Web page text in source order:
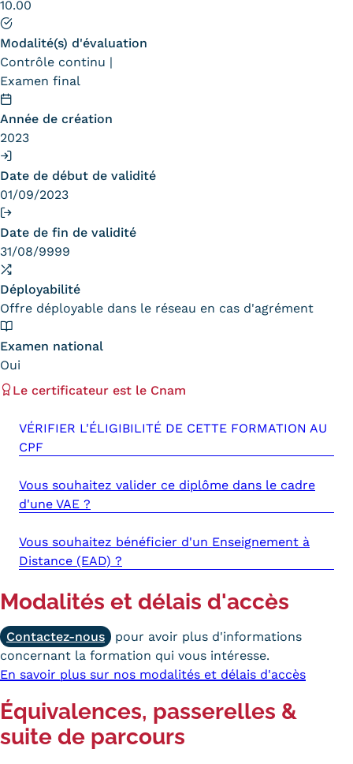
FAQ
Lexique
Téléchargements
Règlement intérieur
Infos élèves
Modalités d'inscription
Tarifs
Modalités de financement
Former ses salariés
Accueillir un alternant ?
Taxe d'apprentissage
Être enseignant au Cnam
Infos partenaires
Liste des partenaires
Communication
Kits communications Cnam
10.00
Modalité(s) d'évaluation
Contrôle continu
Examen final
Année de création
2023
Date de début de validité
01/09/2023
Date de fin de validité
31/08/9999
Déployabilité
Offre déployable dans le réseau en cas d'agrément
Examen national
Oui
Le certificateur est le Cnam
VÉRIFIER L'ÉLIGIBILITÉ DE CETTE FORMATION AU
CPF
Vous souhaitez valider ce diplôme dans le cadre
d'une VAE ?
Vous souhaitez bénéficier d'un Enseignement à
Distance (EAD) ?
Modalités et délais d'accès
Contactez-nous
pour avoir plus d'informations
concernant la formation qui vous intéresse.
En savoir plus sur nos modalités et délais d'accès
Équivalences, passerelles &
suite de parcours